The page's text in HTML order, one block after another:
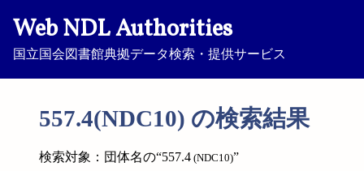
Web NDL Authorities
国立国会図書館典拠データ検索・提供サービス
557.4(NDC10) の検索結果
検索対象：団体名の“557.4 (NDC10)”